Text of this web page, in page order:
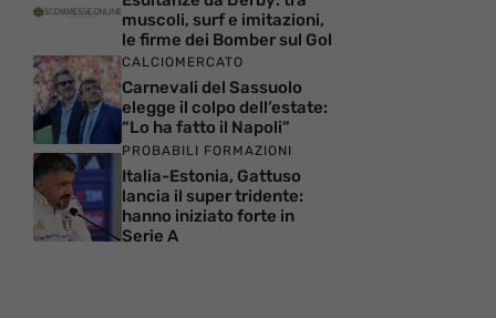
muscoli, surf e imitazioni,
le firme dei Bomber sul Gol
CALCIOMERCATO
Carnevali del Sassuolo
elegge il colpo dell’estate:
“Lo ha fatto il Napoli”
PROBABILI FORMAZIONI
Italia-Estonia, Gattuso
lancia il super tridente:
hanno iniziato forte in
Serie A